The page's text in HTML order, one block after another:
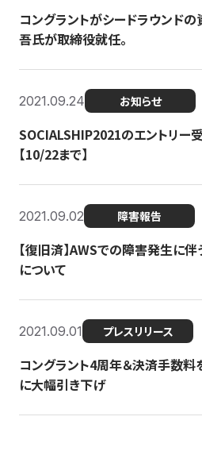
コングラントがシードラウンド
吾氏が取締役就任。
2021.09.24 お知らせ
SOCIALSHIP2021のエントリー
【10/22まで】
2021.09.02 障害報告
【復旧済】AWSでの障害発生に
について
2021.09.01 プレスリリース
コングラント4周年＆決済手数
に大幅引き下げ